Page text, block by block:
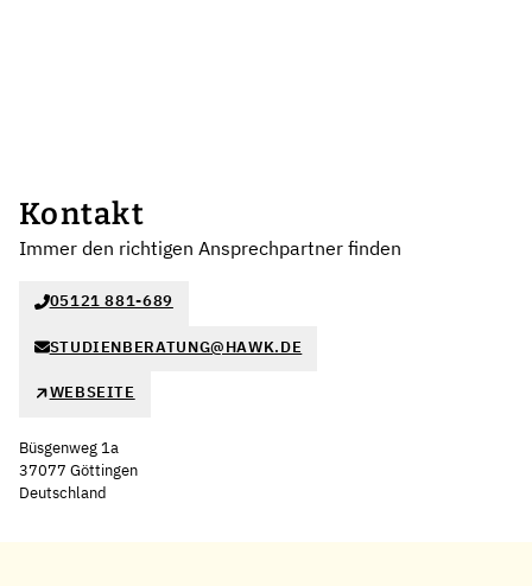
Kontakt
Immer den richtigen Ansprechpartner finden
05121 881-689
STUDIENBERATUNG@HAWK.DE
WEBSEITE
Büsgenweg 1a
37077 Göttingen
Deutschland